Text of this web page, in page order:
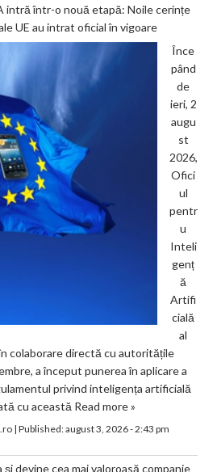
intră într-o nouă etapă: Noile cerințe
UE au intrat oficial în vigoare
Înce
pând
de
ieri, 2
augu
st
2026,
Ofici
ul
pentr
u
Inteli
genț
ă
Artifi
cială
al
colaborare directă cu autoritățile
a început punerea în aplicare a
privind inteligența artificială
cu această Read more »
| Published:august 3, 2026 - 2:43 pm
devine cea mai valoroasă companie